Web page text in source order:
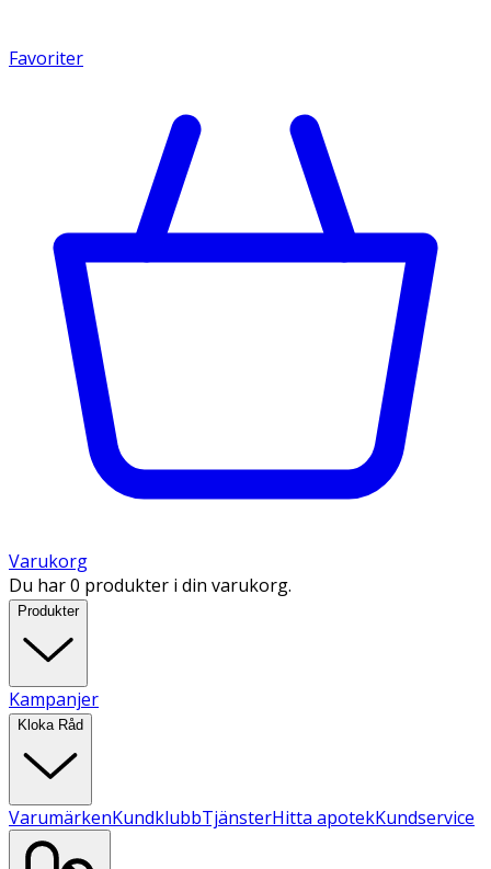
Favoriter
Varukorg
Du har 0 produkter i din varukorg.
Produkter
Kampanjer
Kloka Råd
VarumärkenKundklubbTjänsterHitta apotekKundservice